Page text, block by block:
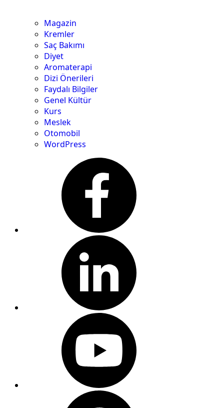
Magazin
Kremler
Saç Bakımı
Diyet
Aromaterapi
Dizi Önerileri
Faydalı Bilgiler
Genel Kültür
Kurs
Meslek
Otomobil
WordPress